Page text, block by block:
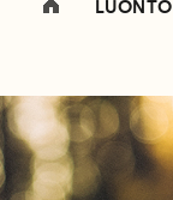
LUONTO